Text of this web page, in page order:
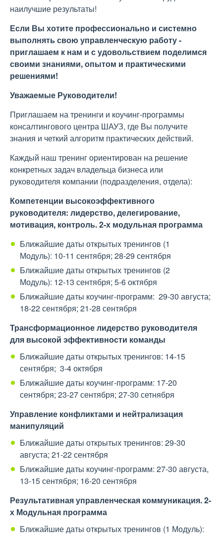
наилучшие результаты!
Если Вы хотите профессионально и системно
выполнять свою управленческую работу -
приглашаем к нам и с удовольствием поделимся
своими знаниями, опытом и практическими
решениями!
Уважаемые Руководители!
Приглашаем на тренинги и коучинг-программы
консалтингового центра ШАУЗ, где Вы получите
знания и четкий алгоритм практических действий.
Каждый наш тренинг ориентирован на решение
конкретных задач владельца бизнеса или
руководителя компании (подразделения, отдела):
Компетенции высокоэффективного
руководителя: лидерство, делегирование,
мотивация, контроль. 2-х модульная программа
Ближайшие даты открытых тренингов (1
Модуль): 10-11 сентября; 28-29 сентября
Ближайшие даты открытых тренингов (2
Модуль): 12-13 сентября; 5-6 октября
Ближайшие даты коучинг-программ: 29-30 августа;
18-22 сентября; 21-28 сентября
Трансформационное лидерство руководителя
для высокой эффективности команды
Ближайшие даты открытых тренингов: 14-15
сентября; 3-4 октября
Ближайшие даты коучинг-программ: 17-20
сентября; 23-27 сентября; 27-30 сетнября
Управление конфликтами и нейтрализация
манипуляций
Ближайшие даты открытых тренингов: 29-30
августа; 21-22 сентября
Ближайшие даты коучинг-программ: 27-30 августа,
13-15 сентября; 16-20 сентября
Результативная управленческая коммуникация. 2-
х Модульная программа
Ближайшие даты открытых тренингов (1 Модуль):